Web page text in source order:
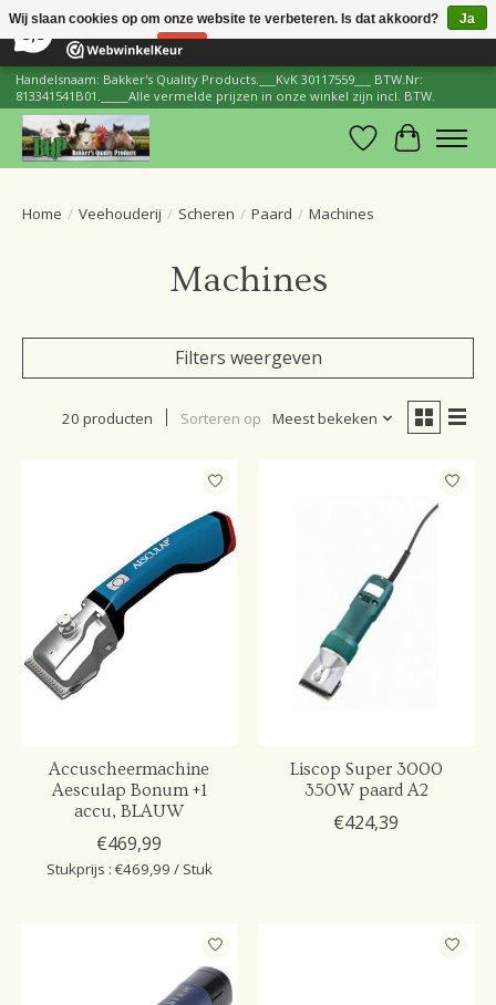
206 Reviews ×
Handelsnaam: Bakker's Quality Products.___KvK 30117559___ BTW.Nr:
813341541B01._____Alle vermelde prijzen in onze winkel zijn incl. BTW.
Verlanglijst
Home / Veehouderij / Scheren / Paard / Machines
Machines
Filters weergeven
20 producten Sorteren op Meest bekeken
Accuscheermachine
Aesculap Bonum +1
accu, BLAUW
€469,99
Stukprijs : €469,99 / Stuk
Liscop Super 3000
350W paard A2
€424,39
Wij slaan cookies op om onze website te verbeteren. Is dat akkoord?
Ja
Nee